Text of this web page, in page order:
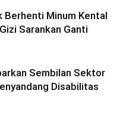
Berhenti Minum Kental
Sarankan Ganti
Sembilan Sektor
Disabilitas